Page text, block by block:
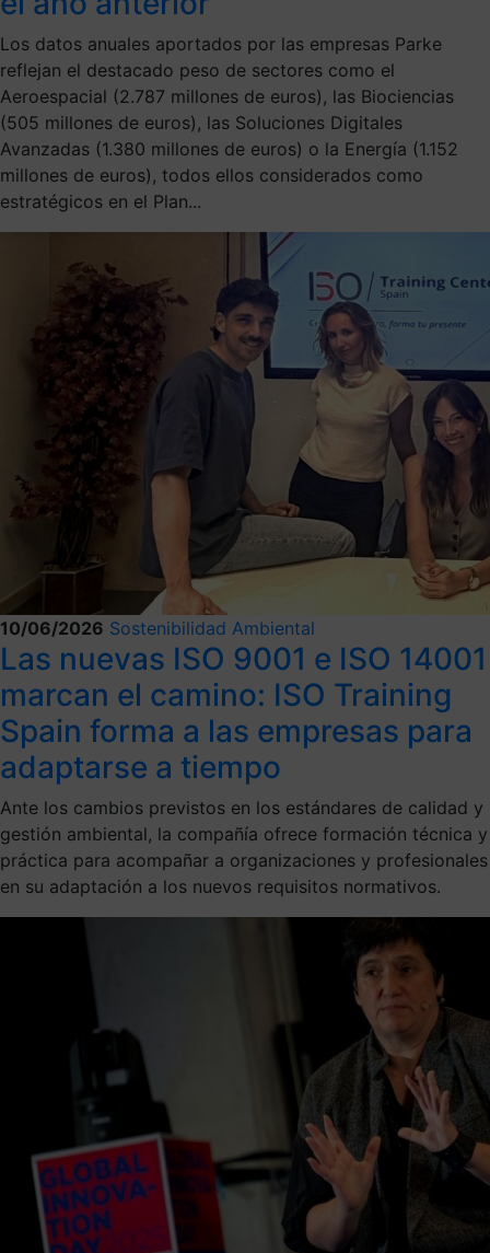
Los datos anuales aportados por las empresas Parke
reflejan el destacado peso de sectores como el
Aeroespacial (2.787 millones de euros), las Biociencias
(505 millones de euros), las Soluciones Digitales
Avanzadas (1.380 millones de euros) o la Energía (1.152
millones de euros), todos ellos considerados como
estratégicos en el Plan...
10/06/2026 Sostenibilidad Ambiental
Las nuevas ISO 9001 e ISO 14001
marcan el camino: ISO Training
Spain forma a las empresas para
adaptarse a tiempo
Ante los cambios previstos en los estándares de calidad y
gestión ambiental, la compañía ofrece formación técnica y
práctica para acompañar a organizaciones y profesionales
en su adaptación a los nuevos requisitos normativos.